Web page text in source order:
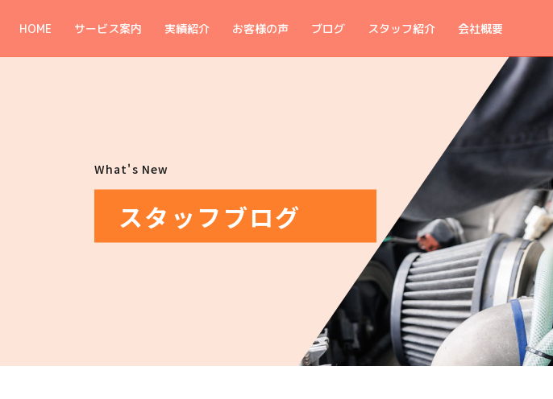
HOME サービス案内 実績紹介 お客様の声 ブログ スタッフ紹介 会社概要
What's New
スタッフブログ